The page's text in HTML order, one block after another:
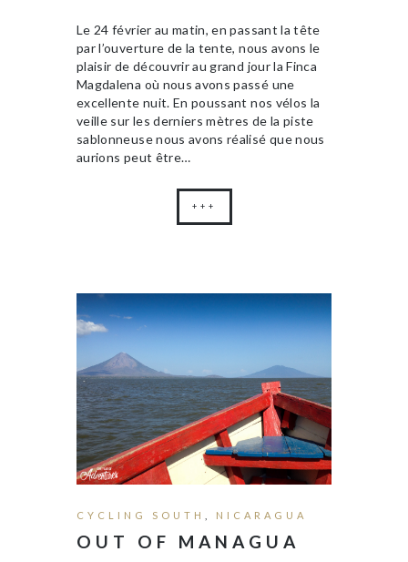
Le 24 février au matin, en passant la tête
par l’ouverture de la tente, nous avons le
plaisir de découvrir au grand jour la Finca
Magdalena où nous avons passé une
excellente nuit. En poussant nos vélos la
veille sur les derniers mètres de la piste
sablonneuse nous avons réalisé que nous
aurions peut être…
+++
CYCLING SOUTH NICARAGUA
OUT OF MANAGUA